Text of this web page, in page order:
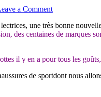
a Comment
une très bonne
des centaines de marques
il y en a pour tous les
de sportdont nous